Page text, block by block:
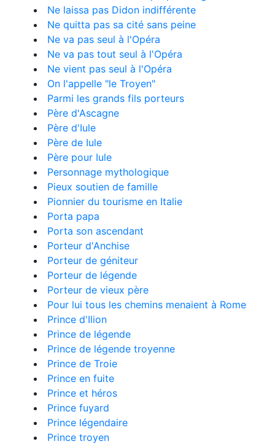
Ne laissa pas Didon indifférente
Ne quitta pas sa cité sans peine
Ne va pas seul à l'Opéra
Ne va pas tout seul à l'Opéra
Ne vient pas seul à l'Opéra
On l'appelle "le Troyen"
Parmi les grands fils porteurs
Père d'Ascagne
Père d'Iule
Père de Iule
Père pour Iule
Personnage mythologique
Pieux soutien de famille
Pionnier du tourisme en Italie
Porta papa
Porta son ascendant
Porteur d'Anchise
Porteur de géniteur
Porteur de légende
Porteur de vieux père
Pour lui tous les chemins menaient à Rome
Prince d'Ilion
Prince de légende
Prince de légende troyenne
Prince de Troie
Prince en fuite
Prince et héros
Prince fuyard
Prince légendaire
Prince troyen